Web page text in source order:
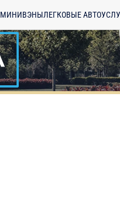
МИНИВЭНЫЛЕГКОВЫЕ АВТО